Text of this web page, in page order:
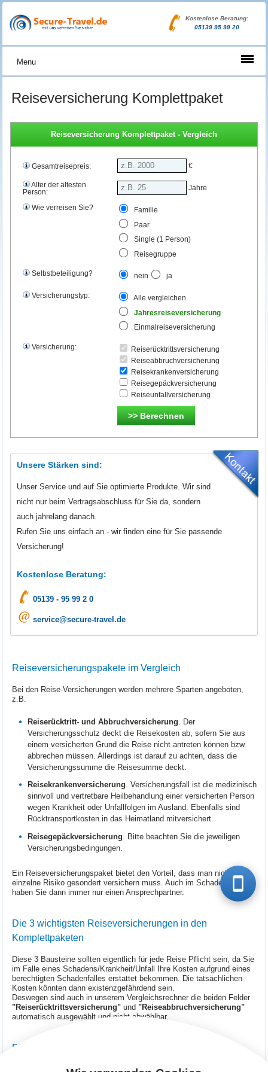
Kostenlose Beratung:
05139 95 99 20
Menu
Reiseversicherung Komplettpaket
Reiseversicherung Komplettpaket - Vergleich
Gesamtreisepreis: €
Alter der ältesten
Person:
Jahre
Wie verreisen Sie? Familie
Paar
Single (1 Person)
Reisegruppe
Selbstbeteiligung? nein ja
Versicherungstyp: Alle vergleichen
Jahresreiseversicherung
Einmalreiseversicherung
Versicherung:
Reiserücktrittsversicherung
Reiseabbruchversicherung
Reisekrankenversicherung
Reisegepäckversicherung
Reiseunfallversicherung
Unsere Stärken sind:
Unser Service und auf Sie optimierte Produkte. Wir sind
nicht nur beim Vertragsabschluss für Sie da, sondern
auch jahrelang danach.
Rufen Sie uns einfach an - wir finden eine für Sie passende
Versicherung!
Kostenlose Beratung:
05139 - 95 99 2 0
service@secure-travel.de
Reiseversicherungspakete im Vergleich
Bei den Reise-Versicherungen werden mehrere Sparten angeboten,
z.B.
Reiserücktritt- und Abbruchversicherung . Der
Versicherungsschutz deckt die Reisekosten ab, sofern Sie aus
einem versicherten Grund die Reise nicht antreten können bzw.
abbrechen müssen. Allerdings ist darauf zu achten, dass die
Versicherungssumme die Reisesumme deckt.
Reisekrankenversicherung. Versicherungsfall ist die medizinisch
sinnvoll und vertretbare Heilbehandlung einer versicherten Person
wegen Krankheit oder Unfallfolgen im Ausland. Ebenfalls sind
Rücktransportkosten in das Heimatland mitversichert.
Reisegepäckversicherung . Bitte beachten Sie die jeweiligen
Versicherungsbedingungen.
Ein Reiseversicherungspaket bietet den Vorteil, dass man nicht jedes
einzelne Risiko gesondert versichern muss. Auch im Schadenfall
haben Sie dann immer nur einen Ansprechpartner.
Die 3 wichtigsten Reiseversicherungen in den
Komplettpaketen
Diese 3 Bausteine sollten eigentlich für jede Reise Pflicht sein, da Sie
im Falle eines Schadens/Krankheit/Unfall Ihre Kosten aufgrund eines
berechtigten Schadenfalles erstattet bekommen. Die tatsächlichen
Kosten könnten dann existenzgefährdend sein.
Deswegen sind auch in unserem Vergleichsrechner die beiden Felder
"Reiserücktrittsversicherung" und"Reiseabbruchversicherung"
automatisch ausgewählt und nicht abwählbar.
Die Reisekrankenversicherung einzeln buchen
Die Reisekrankenversicherung ist wohl die wichtigste